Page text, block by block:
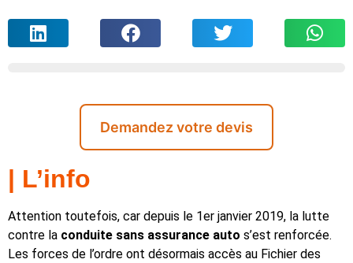
Demandez votre devis
| L’info
Attention toutefois, car depuis le 1er janvier 2019, la lutte
contre la conduite sans assurance auto s’est renforcée.
Les forces de l’ordre ont désormais accès au Fichier des